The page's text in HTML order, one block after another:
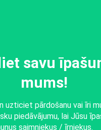
savu
mums!
uzticiet pārdošanu vai īri
piedāvājumu, lai Jūsu
saimniekus / īrniekus.